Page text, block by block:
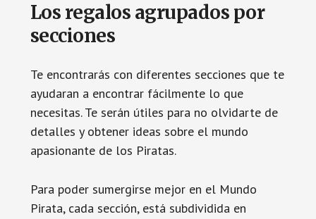
Los regalos agrupados por
secciones
Te encontrarás con diferentes secciones que te
ayudaran a encontrar fácilmente lo que
necesitas. Te serán útiles para no olvidarte de
detalles y obtener ideas sobre el mundo
apasionante de los Piratas.
Para poder sumergirse mejor en el Mundo
Pirata, cada sección, está subdividida en